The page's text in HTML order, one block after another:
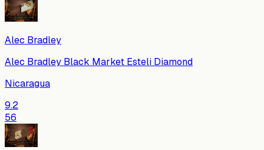
Alec Bradley
Alec Bradley Black Market Esteli Diamond
Nicaragua
9.2
56